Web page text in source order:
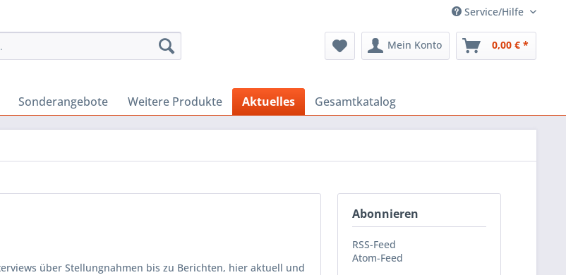
Service/Hilfe
Mein Konto 0,00 € *
Sonderangebote Weitere Produkte Aktuelles Gesamtkatalog
Abonnieren
RSS-Feed
Atom-Feed
über Stellungnahmen bis zu Berichten, hier aktuell und